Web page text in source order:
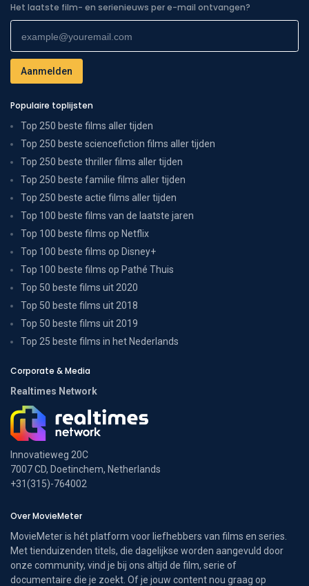
Het laatste film- en serienieuws per e-mail ontvangen?
Populaire toplijsten
Top 250 beste films aller tijden
Top 250 beste sciencefiction films aller tijden
Top 250 beste thriller films aller tijden
Top 250 beste familie films aller tijden
Top 250 beste actie films aller tijden
Top 100 beste films van de laatste jaren
Top 100 beste films op Netflix
Top 100 beste films op Disney+
Top 100 beste films op Pathé Thuis
Top 50 beste films uit 2020
Top 50 beste films uit 2018
Top 50 beste films uit 2019
Top 25 beste films in het Nederlands
Corporate & Media
Realtimes Network
Innovatieweg 20C
7007 CD, Doetinchem, Netherlands
+31(315)-764002
Over MovieMeter
MovieMeter is hét platform voor liefhebbers van films en series.
Met tienduizenden titels, die dagelijkse worden aangevuld door
onze community, vind je bij ons altijd de film, serie of
documentaire die je zoekt. Of je jouw content nou graag op